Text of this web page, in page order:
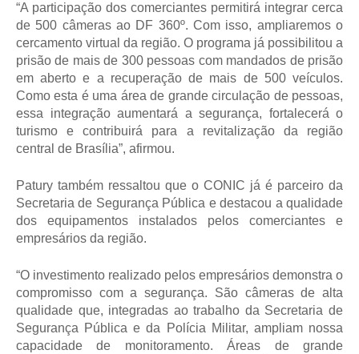
“A participação dos comerciantes permitirá integrar cerca
de 500 câmeras ao DF 360º. Com isso, ampliaremos o
cercamento virtual da região. O programa já possibilitou a
prisão de mais de 300 pessoas com mandados de prisão
em aberto e a recuperação de mais de 500 veículos.
Como esta é uma área de grande circulação de pessoas,
essa integração aumentará a segurança, fortalecerá o
turismo e contribuirá para a revitalização da região
central de Brasília”, afirmou.
Patury também ressaltou que o CONIC já é parceiro da
Secretaria de Segurança Pública e destacou a qualidade
dos equipamentos instalados pelos comerciantes e
empresários da região.
“O investimento realizado pelos empresários demonstra o
compromisso com a segurança. São câmeras de alta
qualidade que, integradas ao trabalho da Secretaria de
Segurança Pública e da Polícia Militar, ampliam nossa
capacidade de monitoramento. Áreas de grande